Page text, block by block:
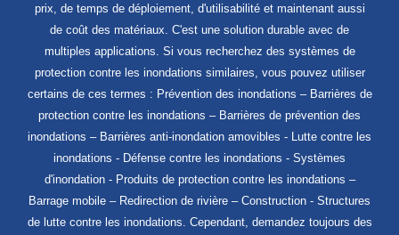
prix, de temps de déploiement, d'utilisabilité et maintenant aussi
de coût des matériaux. C'est une solution durable avec de
multiples applications. Si vous recherchez des systèmes de
protection contre les inondations similaires, vous pouvez utiliser
certains de ces termes : Prévention des inondations – Barrières de
protection contre les inondations – Barrières de prévention des
inondations – Barrières anti-inondation amovibles - Lutte contre les
inondations - Défense contre les inondations - Systèmes
d'inondation - Produits de protection contre les inondations –
Barrage mobile – Redirection de rivière – Construction - Structures
de lutte contre les inondations. Cependant, demandez toujours des